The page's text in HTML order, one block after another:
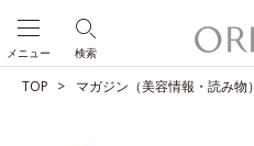
検索
メニュー
TOP マガジン（美容情報・読み物）